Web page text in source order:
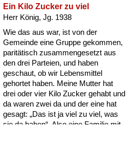
dieser Zeit angefangen, bei jeder
Anstrengung oder bei Dingen, die
Zittern hatte ich lange, lange Zeit, als
ich mit zwei kleinen Kindern zu
studieren begann, habe ich bei der
ersten Prüfung eine Viertelstunde
nicht schreiben können, weil ich so
gezittert habe, und ich habe dann
irgendwann einmal eine
Psychotherapie gemacht, dann war
es besser. Aber jetzt im Alter ist es
Ein Kilo Zucker zu viel
Herr König, Jg. 1938
Wie das aus war, ist von der
Gemeinde eine Gruppe gekommen,
paritätisch zusammengesetzt aus
den drei Parteien, und haben
geschaut, ob wir Lebensmittel
gehortet haben. Meine Mutter hat
drei oder vier Kilo Zucker gehabt und
da waren zwei da und der eine hat
gesagt: „Das ist ja viel zu viel, was
sie da haben“. Also eine Familie mit